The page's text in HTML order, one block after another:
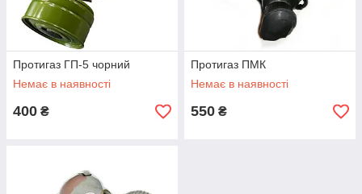
Протигаз ГП-5 чорний
Немає в наявності
400 ₴
Протигаз ПМК
Немає в наявності
550 ₴